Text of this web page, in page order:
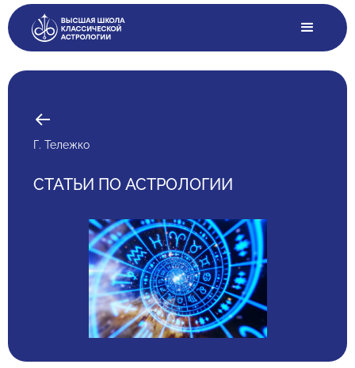
Г. Тележко
СТАТЬИ ПО АСТРОЛОГИИ